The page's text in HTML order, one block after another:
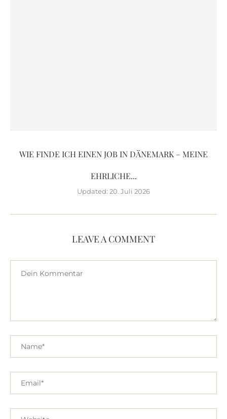
WIE FINDE ICH EINEN JOB IN DÄNEMARK – MEINE
EHRLICHE...
Updated: 20. Juli 2026
LEAVE A COMMENT